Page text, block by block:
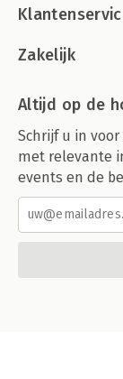
Zakelijk
Altijd op de
Schrijf u in
met relevante
events en de